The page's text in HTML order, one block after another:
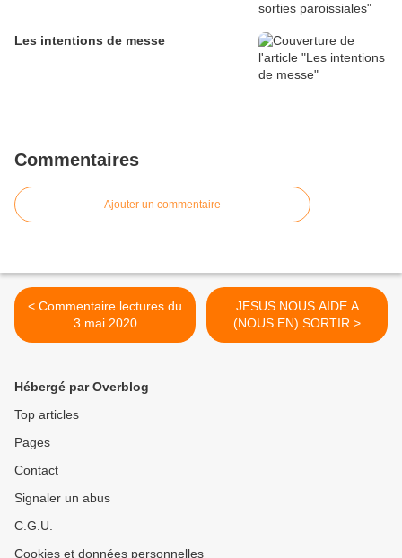
Les intentions de messe
Commentaires
Ajouter un commentaire
< Commentaire lectures du
3 mai 2020
JESUS NOUS AIDE A
(NOUS EN) SORTIR >
Hébergé par Overblog
Top articles
Pages
Contact
Signaler un abus
C.G.U.
Cookies et données personnelles